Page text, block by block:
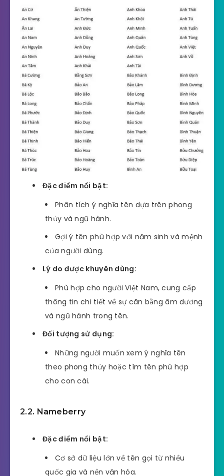
Đặc điểm nổi bật:
Phân tích ý nghĩa tên dựa trên phong
thủy và ngũ hành.
Gợi ý tên phù hợp với năm sinh và mệnh
của người dùng.
Lý do được khuyên dùng:
Phù hợp cho người Việt Nam, cung cấp
thông tin chi tiết về sự cân bằng âm dương
và ngũ hành trong tên.
Đối tượng sử dụng:
Những người muốn xem ý nghĩa tên
theo phong thủy hoặc tìm tên phù hợp
cho con cái.
2.2. Nameberry
Đặc điểm nổi bật:
Cơ sở dữ liệu lớn về tên gọi từ nhiều
quốc gia và nền văn hóa.